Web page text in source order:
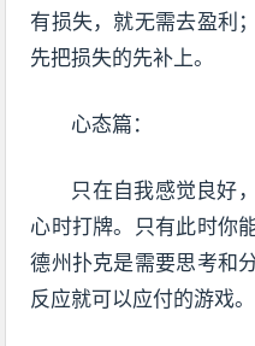
有损失，就无需去盈利
先把损失的先补上。
心态篇：
只在自我感觉良好
心时打牌。只有此时你
德州扑克是需要思考和
反应就可以应付的游戏。